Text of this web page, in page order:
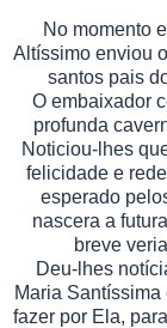
No momento
Altíssimo enviou
santos pais
O embaixador
profunda
Noticiou-lhes
felicidade e
esperado
nascera a
breve
Deu-lhes
Maria
fazer por Ela,